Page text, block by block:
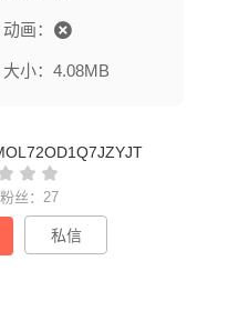
动画：
大小：4.08MB
丝：27
私信